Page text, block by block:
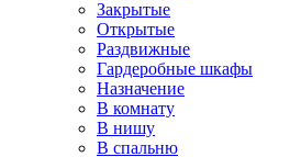
Закрытые
Открытые
Раздвижные
Гардеробные шкафы
Назначение
В комнату
В нишу
В спальню